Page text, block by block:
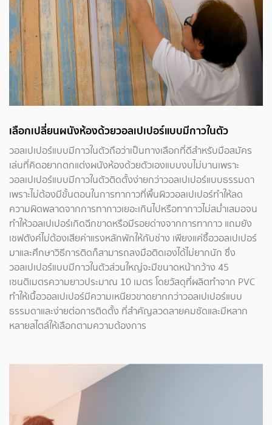
เลือกเปลี่ยนผนังห้องด้วยวอลเปเปอร์แบบมีกาวในตัว
วอลเปเปอร์แบบมีกาวในตัวถือว่าเป็นทางเลือกที่ดีสำหรับมือสมัคร
เล่นที่คิดอยากตกแต่งผนังห้องด้วยตัวเองแบบงบไม่บานเพราะ
วอลเปเปอร์แบบมีกาวในตัวติดตั้งง่ายกว่าวอลเปเปอร์แบบธรรมดา
เพราะไม่ต้องมีขั้นตอนในการทากาวที่พื้นผิววอลเปเปอร์ทำให้ลด
ความผิดพลาดจากการทากาวเยอะเกินไปหรือทากาวไม่สม่ำเสมอจน
ทำให้วอลเปเปอร์เกิดฉีกขาดหรือมีรอยด่างจากการทากาว แถมยัง
เชฟตังค์ไม่ต้องเสียค่าแรงหลักพักให้กับช่าง เพียงแค่ซื้อวอลเปเปอร์
มาและศึกษาวิธีการติดก็สามารถลงมือติดเองได้ไม่ยากนัก ซึ่ง
วอลเปเปอร์แบบมีกาวในตัวส่วนใหญ่จะมีขนาดหน้ากว้าง 45
เซนติเมตรความยาวประมาณ 10 เมตร โดยวัสดุที่ผลิตทำจาก PVC
ทำให้เนื้อวอลเปเปอร์มีความเหนียวขาดยากกว่าวอลเปเปอร์แบบ
ธรรมดาและง่ายต่อการติดตั้ง ที่สำคัญลวดลายคมชัดและมีหลาก
หลายสไตล์ให้เลือกตามความต้องการ